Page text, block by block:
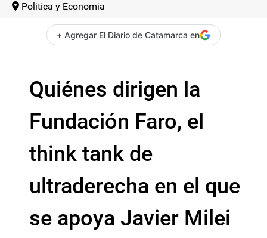
Politica y Economia
+ Agregar El Diario de Catamarca en
Quiénes dirigen la
Fundación Faro, el
think tank de
ultraderecha en el que
se apoya Javier Milei